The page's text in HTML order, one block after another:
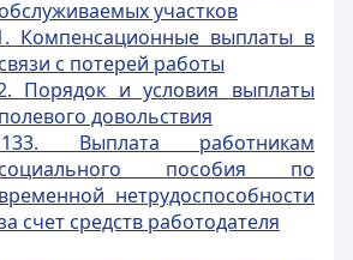
обслуживаемых участков
Компенсационные выплаты в
связи с потерей работы
Порядок и условия выплаты
полевого довольствия
Выплата работникам
социального пособия по
временной нетрудоспособности
счет средств работодателя